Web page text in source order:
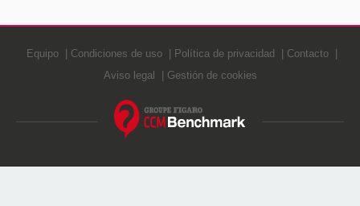
Equipo Condiciones de uso Política de privacidad
Contacto
Aviso legal
Gestión de cookies